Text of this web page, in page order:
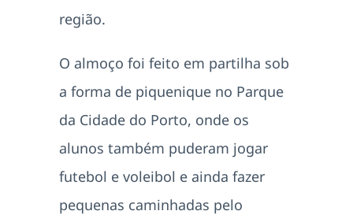
região.
O almoço foi feito em partilha sob
a forma de piquenique no Parque
da Cidade do Porto, onde os
alunos também puderam jogar
futebol e voleibol e ainda fazer
pequenas caminhadas pelo